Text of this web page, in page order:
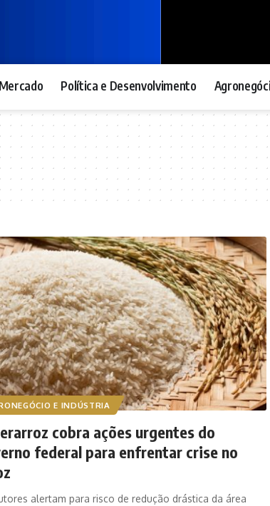
Política e Desenvolvimento
E INDÚSTRIA
cobra ações urgentes do
federal para enfrentar crise no
alertam para risco de redução drástica da área